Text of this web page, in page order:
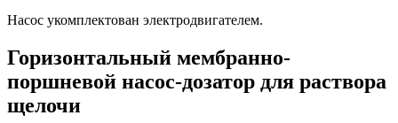
Насос укомплектован электродвигателем.
Горизонтальный мембранно-
поршневой насос-дозатор для раствора
щелочи